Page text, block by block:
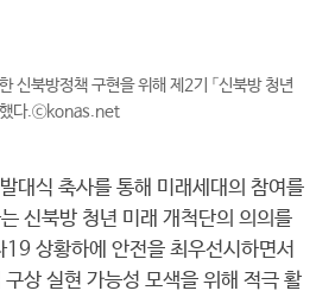
신북방정책 구현을 위해 제2기 「신북방 청년
했다.ⓒkonas.net
대식 축사를 통해 미래세대의 참여를
신북방 청년 미래 개척단의 의의를
상황하에 안전을 최우선시하면서
상 실현 가능성 모색을 위해 적극 활